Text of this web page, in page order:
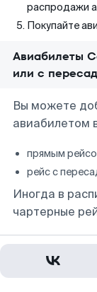
распродажи
Покупайте
Авиабилеты
или с
Вы можете
авиабилетом
прямым
рейс с
Иногда в
чартерные